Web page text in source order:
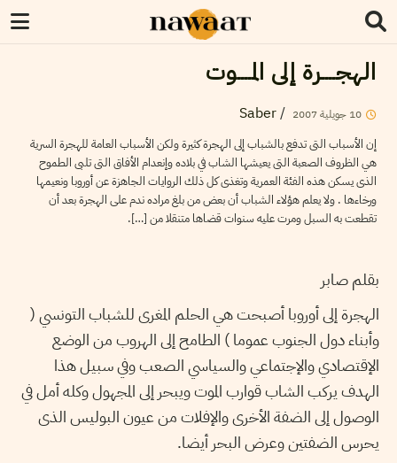
الهجــــرة إلى المــــوت
10 جويلية2007
/
Saber
إن الأسباب التى تدفع بالشباب إلى الهجرة كثيرة ولكن الأسباب العامة للهجرة السرية
هي الظروف الصعبة التى يعيشها الشاب في بلاده وإنعدام الأفاق التى تلبى الطموح
الذى يسكن هذه الفئة العمرية وتغذى كل ذلك الروايات الجاهزة عن أوروبا ونعيمها
ورخاءها . ولا يعلم هؤلاء الشباب أن بعض من بلغ مراده ندم على الهجرة بعد أن
تقطعت به السبل ومرت عليه سنوات قضاها متنقلا من […].
بقلم صابر
الهجرة إلى أوروبا أصبحت هي الحلم المغرى للشباب التونسي (
وأبناء دول الجنوب عموما ) الطامح إلى الهروب من الوضع
الإقتصادي والإجتماعي والسياسي الصعب وفي سبيل هذا
الهدف يركب الشاب قوارب الموت ويبحر إلى المجهول وكله أمل في
الوصول إلى الضفة الأخرى والإفلات من عيون البوليس الذى
يحرس الضفتين وعرض البحر أيضا.